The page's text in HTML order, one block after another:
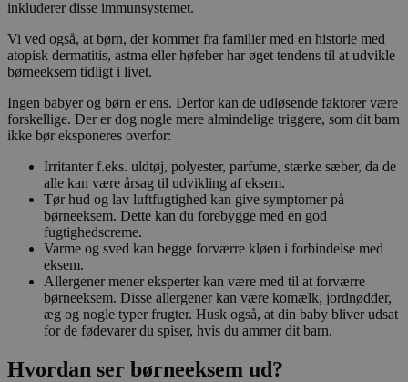
inkluderer disse immunsystemet.
Vi ved også, at børn, der kommer fra familier med en historie med
atopisk dermatitis, astma eller høfeber har øget tendens til at udvikle
børneeksem tidligt i livet.
Ingen babyer og børn er ens. Derfor kan de udløsende faktorer være
forskellige. Der er dog nogle mere almindelige triggere, som dit barn
ikke bør eksponeres overfor:
Irritanter f.eks. uldtøj, polyester, parfume, stærke sæber, da de
alle kan være årsag til udvikling af eksem.
Tør hud og lav luftfugtighed kan give symptomer på
børneeksem. Dette kan du forebygge med en god
fugtighedscreme.
Varme og sved kan begge forværre kløen i forbindelse med
eksem.
Allergener mener eksperter kan være med til at forværre
børneeksem. Disse allergener kan være komælk, jordnødder,
æg og nogle typer frugter. Husk også, at din baby bliver udsat
for de fødevarer du spiser, hvis du ammer dit barn.
Hvordan ser børneeksem ud?